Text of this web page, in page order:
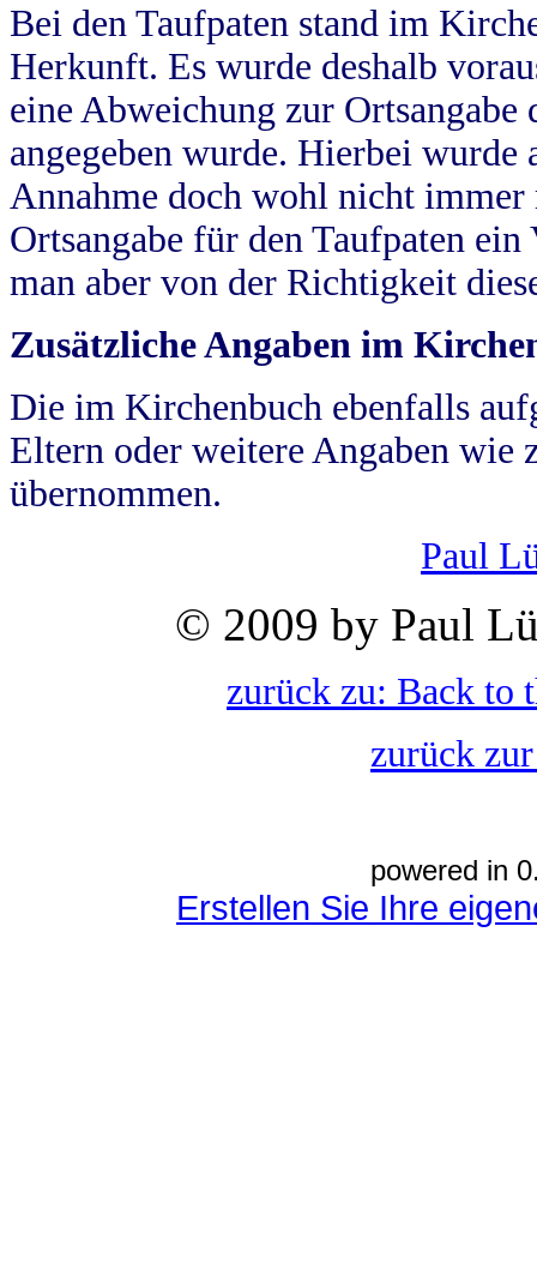
Bei den Taufpaten stand im
Herkunft. Es wurde deshalb
eine Abweichung zur
angegeben wurde. Hierbei wurde
Annahme doch wohl nicht
Ortsangabe für den Taufpaten
man aber von der Richtigkeit
Zusätzliche Angaben im
Die im Kirchenbuch ebenfalls
Eltern oder weitere Angaben wie
übernommen.
Paul
© 2009 by Paul
zurück zu: Back to
zurück
powered in
Erstellen Sie Ihre